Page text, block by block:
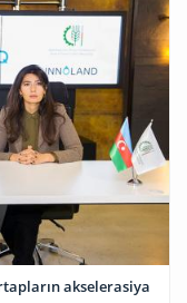
akselerasiya